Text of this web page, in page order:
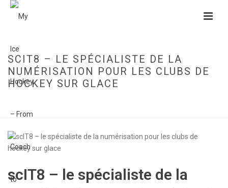
SCIT8 – LE SPÉCIALISTE DE LA
NUMÉRISATION POUR LES CLUBS DE
HOCKEY SUR GLACE
scIT8 – le spécialiste de la